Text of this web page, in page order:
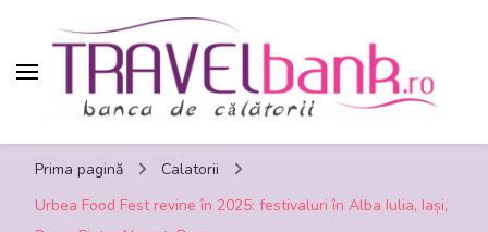
TravelBank.ro – calatorii, turism, distractie,
shopping, timp liber
Prima pagină
Calatorii
Urbea Food Fest revine în 2025: festivaluri în Alba Iulia, Iași,